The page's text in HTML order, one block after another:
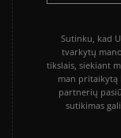
Sutinku, kad
tvarkytų
tikslais, siekiant
man pritaikytą
partnerių
sutikimas